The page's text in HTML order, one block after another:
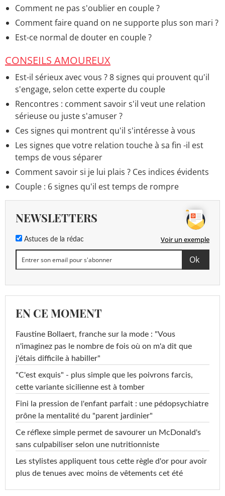
Comment ne pas s'oublier en couple ?
Comment faire quand on ne supporte plus son mari ?
Est-ce normal de douter en couple ?
CONSEILS AMOUREUX
Est-il sérieux avec vous ? 8 signes qui prouvent qu'il
s'engage, selon cette experte du couple
Rencontres : comment savoir s'il veut une relation
sérieuse ou juste s'amuser ?
Ces signes qui montrent qu'il s'intéresse à vous
Les signes que votre relation touche à sa fin -il est
temps de vous séparer
Comment savoir si je lui plais ? Ces indices évidents
Couple : 6 signes qu'il est temps de rompre
NEWSLETTERS
Astuces de la rédac Voir un exemple
EN CE MOMENT
Faustine Bollaert, franche sur la mode : "Vous
n'imaginez pas le nombre de fois où on m'a dit que
j'étais difficile à habiller"
"C'est exquis" - plus simple que les poivrons farcis,
cette variante sicilienne est à tomber
Fini la pression de l'enfant parfait : une pédopsychiatre
prône la mentalité du "parent jardinier"
Ce réflexe simple permet de savourer un McDonald's
sans culpabiliser selon une nutritionniste
Les stylistes appliquent tous cette règle d'or pour avoir
plus de tenues avec moins de vêtements cet été